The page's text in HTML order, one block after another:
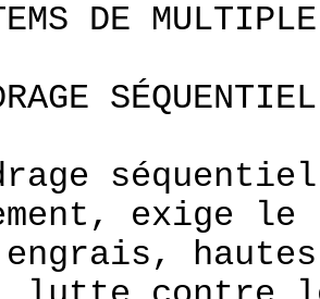
DE MULTIPLE
SÉQUENTIEL
exige le